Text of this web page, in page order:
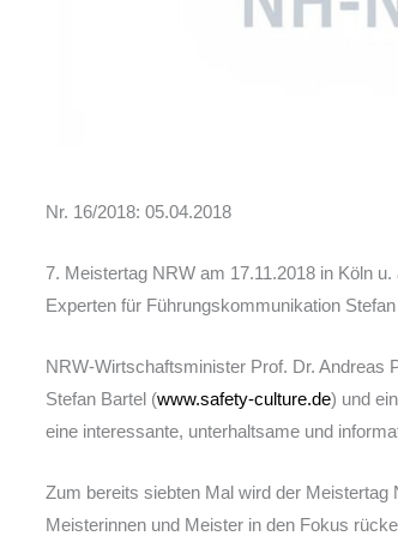
Nr. 16/2018: 05.04.2018
7. Meistertag NRW am 17.11.2018 in Köln
Experten für Führungskommunikation
NRW-Wirtschaftsminister Prof. Dr. Andreas
Stefan Bartel (www.safety-culture.de) und
eine interessante, unterhaltsame und
Zum bereits siebten Mal wird der Meistertag
Meisterinnen und Meister in den Fokus